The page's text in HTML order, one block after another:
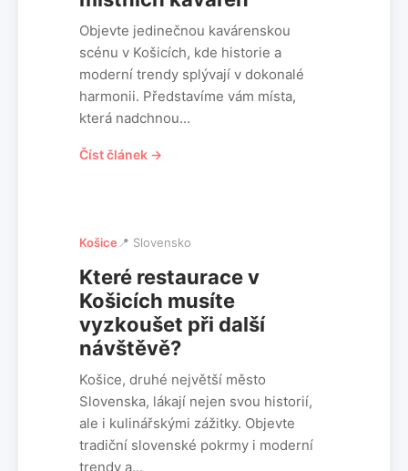
Objevte jedinečnou kavárenskou
scénu v Košicích, kde historie a
moderní trendy splývají v dokonalé
harmonii. Představíme vám místa,
která nadchnou...
Číst článek →
Košice 📍 Slovensko
Které restaurace v
Košicích musíte
vyzkoušet při další
návštěvě?
Košice, druhé největší město
Slovenska, lákají nejen svou historií,
ale i kulinářskými zážitky. Objevte
tradiční slovenské pokrmy i moderní
trendy a...